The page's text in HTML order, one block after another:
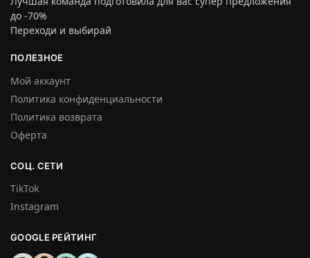
до -70%
Переходи и выбирай
ПОЛЕЗНОЕ
Мой аккаунт
Политика конфиденциальности
Политика возврата
Оферта
СОЦ. СЕТИ
TikTok
Instagram
GOOGLE РЕЙТИНГ